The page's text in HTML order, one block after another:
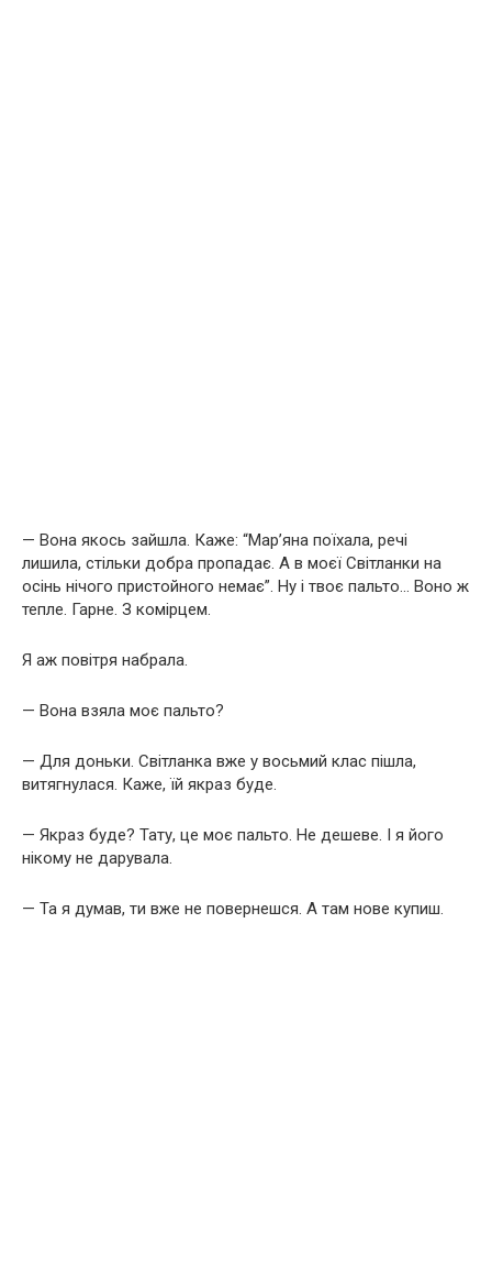
— Вона якось зайшла. Каже: “Мар’яна поїхала, речі
лишила, стільки добра пропадає. А в моєї Світланки на
осінь нічого пристойного немає”. Ну і твоє пальто… Воно ж
тепле. Гарне. З комірцем.
Я аж повітря набрала.
— Вона взяла моє пальто?
— Для доньки. Світланка вже у восьмий клас пішла,
витягнулася. Каже, їй якраз буде.
— Якраз буде? Тату, це моє пальто. Не дешеве. І я його
нікому не дарувала.
— Та я думав, ти вже не повернешся. А там нове купиш.